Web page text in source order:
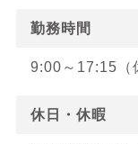
勤務時間
9:00～17:15（
休日・休暇